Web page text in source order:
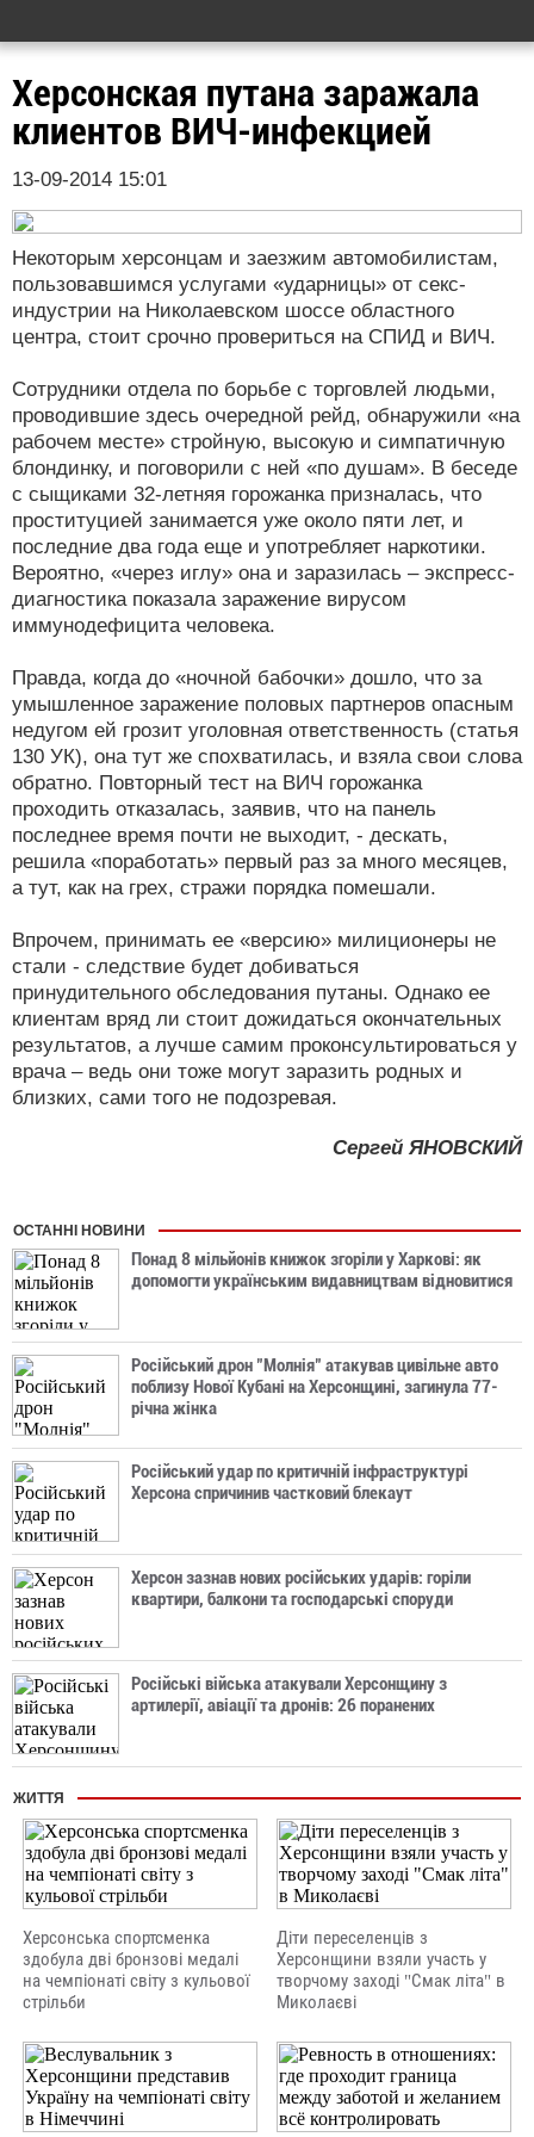
Херсонская путана заражала
клиентов ВИЧ-инфекцией
13-09-2014 15:01
Некоторым херсонцам и заезжим автомобилистам,
пользовавшимся услугами «ударницы» от секс-
индустрии на Николаевском шоссе областного
центра, стоит срочно провериться на СПИД и ВИЧ.
Сотрудники отдела по борьбе с торговлей людьми,
проводившие здесь очередной рейд, обнаружили «на
рабочем месте» стройную, высокую и симпатичную
блондинку, и поговорили с ней «по душам». В беседе
с сыщиками 32-летняя горожанка призналась, что
проституцией занимается уже около пяти лет, и
последние два года еще и употребляет наркотики.
Вероятно, «через иглу» она и заразилась – экспресс-
диагностика показала заражение вирусом
иммунодефицита человека.
Правда, когда до «ночной бабочки» дошло, что за
умышленное заражение половых партнеров опасным
недугом ей грозит уголовная ответственность (статья
130 УК), она тут же спохватилась, и взяла свои слова
обратно. Повторный тест на ВИЧ горожанка
проходить отказалась, заявив, что на панель
последнее время почти не выходит, - дескать,
решила «поработать» первый раз за много месяцев,
а тут, как на грех, стражи порядка помешали.
Впрочем, принимать ее «версию» милиционеры не
стали - следствие будет добиваться
принудительного обследования путаны. Однако ее
клиентам вряд ли стоит дожидаться окончательных
результатов, а лучше самим проконсультироваться у
врача – ведь они тоже могут заразить родных и
близких, сами того не подозревая.
Сергей ЯНОВСКИЙ
ОСТАННІ НОВИНИ
Понад 8 мільйонів книжок згоріли у Харкові: як
допомогти українським видавництвам відновитися
Російський дрон "Молнія" атакував цивільне авто
поблизу Нової Кубані на Херсонщині, загинула 77-
річна жінка
Російський удар по критичній інфраструктурі
Херсона спричинив частковий блекаут
Херсон зазнав нових російських ударів: горіли
квартири, балкони та господарські споруди
Російські війська атакували Херсонщину з
артилерії, авіації та дронів: 26 поранених
ЖИТТЯ
Херсонська спортсменка
здобула дві бронзові медалі
на чемпіонаті світу з кульової
стрільби
Діти переселенців з
Херсонщини взяли участь у
творчому заході "Смак літа" в
Миколаєві